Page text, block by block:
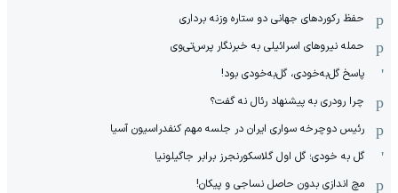
حفظ رکوردهای جهانی دو ستاره وزنه برداری
حمله نیروهای اسرائیلی به خبرنگار پرس‌تی‌وی
پاسخ گل‌به‌خودی، گل‌به‌خودی بود!
چرا رودری به پیشنهاد رئال نه گفت؟
رئیس دوچرخه سواری ایران در جلسه مهم کنفدراسیون آسیا
گل به خودی؛ گل اول گلاسکورنجرز برابر جاگیلونیا
مچ اندازی بدون حاصل نساجی و پیکان!